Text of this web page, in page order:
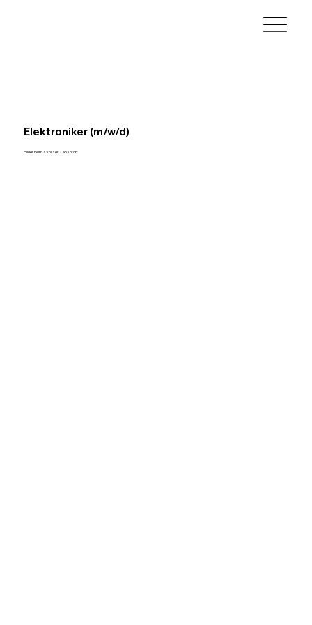
Elektroniker (m/w/d)
Hildesheim / Vollzeit / ab sofort